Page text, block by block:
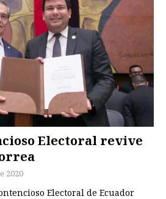
Electoral revive
2020
Electoral de Ecuador